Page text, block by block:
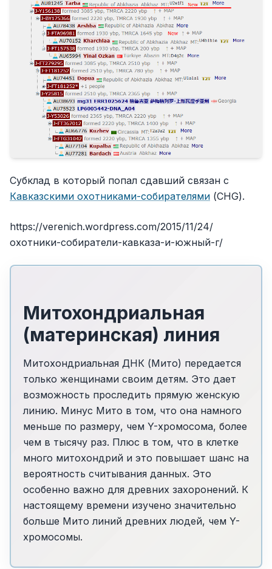
Субклад в который попал сдавший связан с
Кавказскими охотниками-собирателями (CHG).
https://verenich.wordpress.com/2015/11/24/
охотники-собиратели-кавказа-и-южный-г/
Митохондриальная
(материнская) линия
Митохондриальная ДНК (Мито) передается
только женщинами своим детям. Это дает
возможность проследить прямую женскую
линию. Минус Мито в том, что она намного
меньше по размеру, чем Y-хромосома, более
чем в тысячу раз. Плюс в том, что в клетке
много митохондрий и это повышает шанс на
вероятность считывания данных. Это
особенно важно для древних захоронений. К
настоящему времени изучено значительно
больше Мито линий древних людей, чем Y-
хромосомы.